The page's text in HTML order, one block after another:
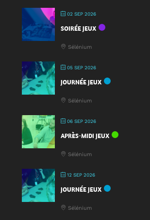
02 SEP 2026
SOIRÉE JEUX
Sélénium
05 SEP 2026
JOURNÉE JEUX
Sélénium
06 SEP 2026
APRÈS-MIDI JEUX
Sélénium
12 SEP 2026
JOURNÉE JEUX
Sélénium